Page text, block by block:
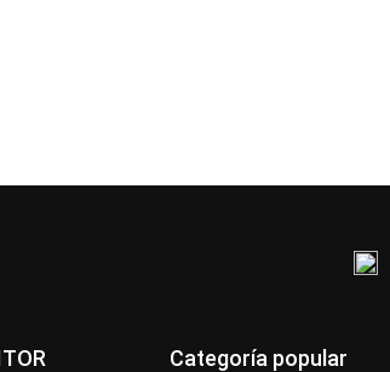
Categoría popular